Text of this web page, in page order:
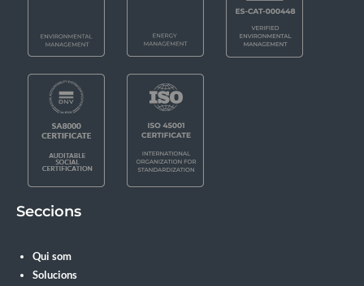
Seccions
Qui som
Solucions